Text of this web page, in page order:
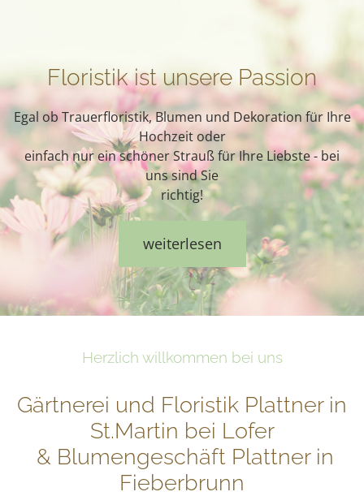
Floristik ist unsere Passion
Egal ob Trauerfloristik, Blumen und Dekoration für Ihre
Hochzeit oder
einfach nur ein schöner Strauß für Ihre Liebste - bei
uns sind Sie
richtig!
weiterlesen
Herzlich willkommen bei uns
Gärtnerei und Floristik Plattner in
St.Martin bei Lofer
& Blumengeschäft Plattner in
Fieberbrunn